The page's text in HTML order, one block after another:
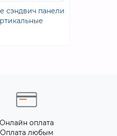
сэндвич панели
Онлайн оплата
Оплата любым